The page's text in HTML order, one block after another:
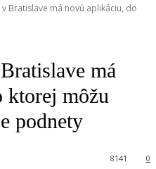
Bratislave má novú aplikáciu, do
má
ktorej môžu
podnety
0
8141